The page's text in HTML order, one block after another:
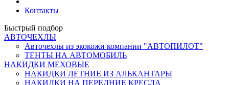
Контакты
Быстрый подбор
АВТОЧЕХЛЫ
Авточехлы из экокожи компании "АВТОПИЛОТ"
ТЕНТЫ НА АВТОМОБИЛЬ
НАКИДКИ МЕХОВЫЕ
НАКИДКИ ЛЕТНИЕ ИЗ АЛЬКАНТАРЫ
НАКИДКИ НА ПЕРЕДНИЕ КРЕСЛА